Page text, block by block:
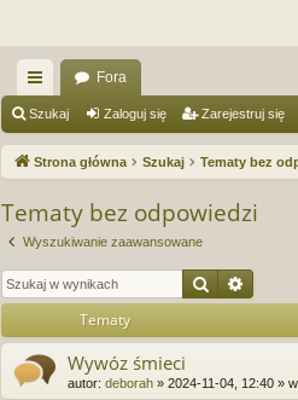
ię
ce
…
Fora
Szukaj Zaloguj się Zarejestruj się
Strona główna Szukaj Tematy bez
Tematy bez odpowiedzi
Wyszukiwanie zaawansowane
Szukaj
Tematy
Wywóz śmieci
autor: deborah » 2024-11-04, 12:40 » w